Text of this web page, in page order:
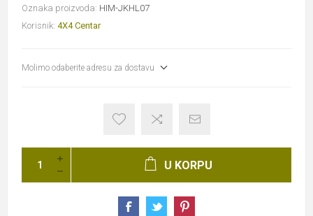
Oznaka proizvoda: HIM-JKHL07
Korisnik: 4X4 Centar
Molimo odaberite adresu za dostavu
U KORPU